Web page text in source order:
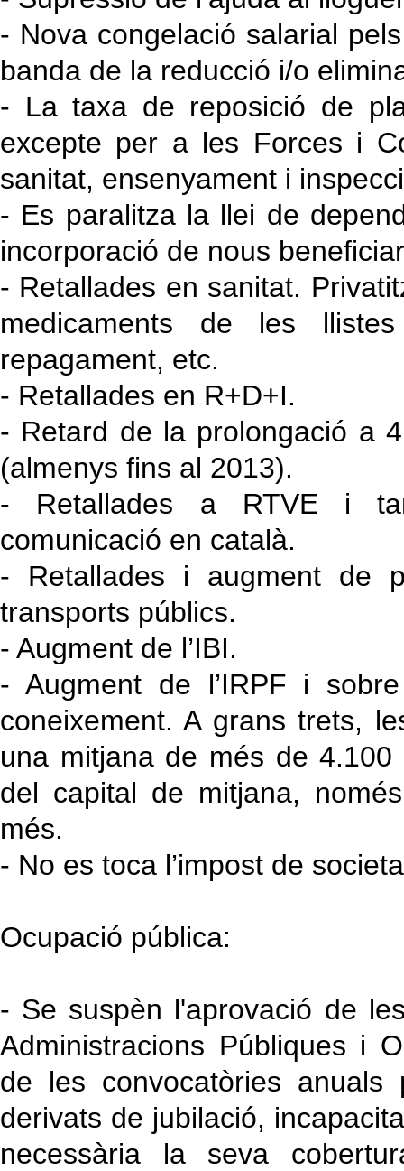
- Nova congelació salarial
banda de la reducció i/o
- La taxa de reposició de
excepte per a les Forces i
sanitat, ensenyament i
- Es paralitza la llei de
incorporació de nous
- Retallades en sanitat.
medicaments de les
repagament, etc.
- Retallades en R+D+I.
- Retard de la prolongació a
(almenys fins al 2013).
- Retallades a RTVE i
comunicació en català.
- Retallades i augment de
transports públics.
- Augment de l’IBI.
- Augment de l’IRPF i
coneixement. A grans trets,
una mitjana de més de 4.100
del capital de mitjana,
més.
- No es toca l’impost de
Ocupació pública:
- Se suspèn l'aprovació de
Administracions Públiques i
de les convocatòries anuals
derivats de jubilació,
necessària la seva